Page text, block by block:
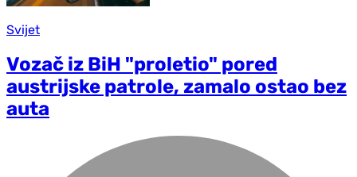
Svijet
Vozač iz BiH "proletio" pored
austrijske patrole, zamalo ostao bez
auta